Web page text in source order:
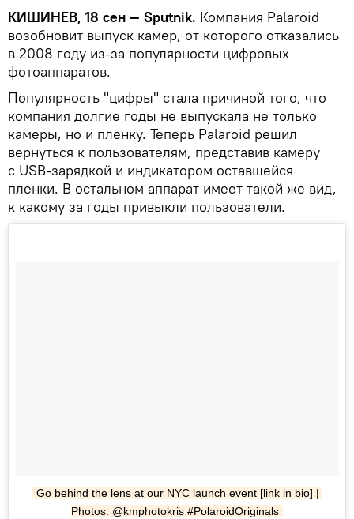
КИШИНЕВ, 18 сен — Sputnik. Компания Palaroid
возобновит выпуск камер, от которого отказались
в 2008 году из-за популярности цифровых
фотоаппаратов.
Популярность "цифры" стала причиной того, что
компания долгие годы не выпускала не только
камеры, но и пленку. Теперь Palaroid решил
вернуться к пользователям, представив камеру
с USB-зарядкой и индикатором оставшейся
пленки. В остальном аппарат имеет такой же вид,
к какому за годы привыкли пользователи.
Go behind the lens at our NYC launch event [link in bio] |
Photos: @kmphotokris #PolaroidOriginals